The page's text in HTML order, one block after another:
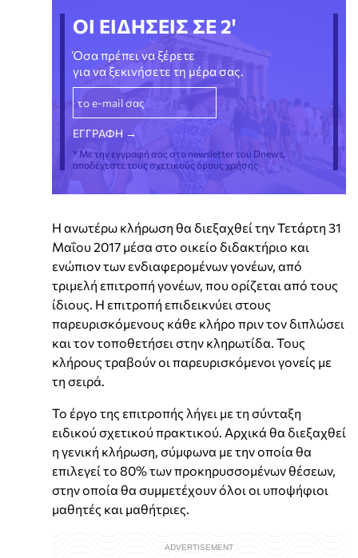
ΟΙ ΕΙΔΗΣΕΙΣ ΣΕ 2'
Όσα πρέπει να ξέρετε
για να ξεκινήσετε τη μέρα σας.
* Με την εγγραφή σας στο newsletter του Dnews,
αποδέχεστε τους σχετικούς όρους χρήσης
Η ανωτέρω κλήρωση θα διεξαχθεί την Τετάρτη 31
Μαΐου 2017 μέσα στο οικείο διδακτήριο και
ενώπιον των ενδιαφερομένων γονέων, από
τριμελή επιτροπή γονέων, που ορίζεται από τους
ίδιους. Η επιτροπή επιδεικνύει στους
παρευρισκόμενους κάθε κλήρο πριν τον διπλώσει
και τον τοποθετήσει στην κληρωτίδα. Τους
κλήρους τραβούν οι παρευρισκόμενοι γονείς με
τη σειρά.
Το έργο της επιτροπής λήγει με τη σύνταξη
ειδικού σχετικού πρακτικού. Αρχικά θα διεξαχθεί
η γενική κλήρωση, σύμφωνα με την οποία θα
επιλεγεί το 80% των προκηρυσσομένων θέσεων,
στην οποία θα συμμετέχουν όλοι οι υποψήφιοι
μαθητές και μαθήτριες.